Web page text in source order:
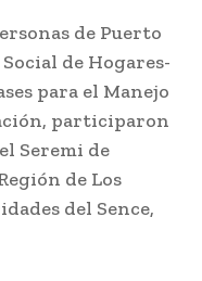
de Puerto
de Hogares-
para el Manejo
participaron
Seremi de
de Los
del Sence,